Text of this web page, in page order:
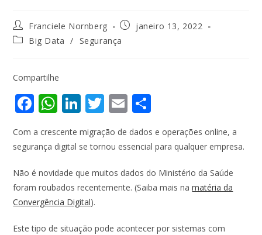
Franciele Nornberg
janeiro 13, 2022
Big Data
/ Segurança
Compartilhe
F
e
b
o
o
k
W
at
s
A
p
Li
k
dI
n
T
itt
E
m
ai ar
e
Com a crescente migração de dados e operações online, a
segurança digital se tornou essencial para qualquer empresa.
Não é novidade que muitos dados do Ministério da Saúde
foram roubados recentemente. (Saiba mais namatéria da
Convergência Digital).
Este tipo de situação pode acontecer por sistemas com